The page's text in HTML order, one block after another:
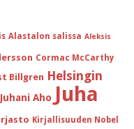
Alastalon salissa Aleksis
Cormac McCarthy
Billgren Helsingin
Juhani Aho Juha
Kirjallisuuden Nobel